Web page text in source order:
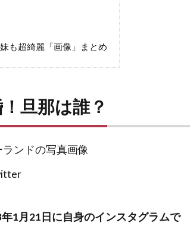
も超綺麗「画像」まとめ
旦那は誰？
1月21日に自身のインスタグラムで